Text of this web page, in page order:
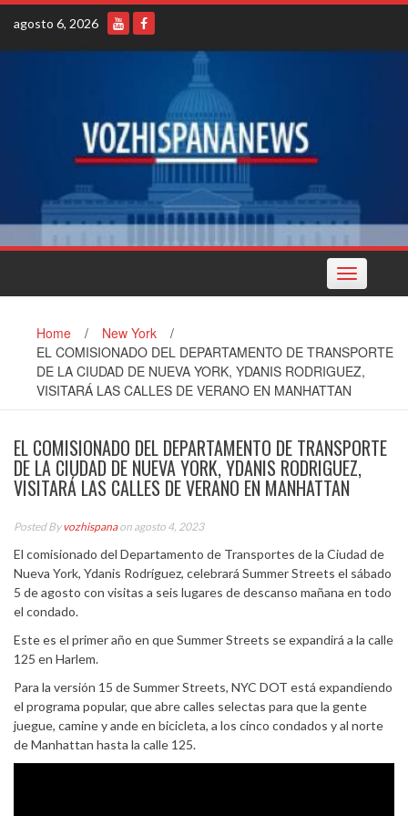
Skip
content
agosto 6, 2026
Toggle
navigation
Home / New York
/
EL COMISIONADO DEL DEPARTAMENTO DE TRANSPORTE
DE LA CIUDAD DE NUEVA YORK, YDANIS RODRIGUEZ,
VISITARÁ LAS CALLES DE VERANO EN MANHATTAN
EL COMISIONADO DEL DEPARTAMENTO DE TRANSPORTE
DE LA CIUDAD DE NUEVA YORK, YDANIS RODRIGUEZ,
VISITARÁ LAS CALLES DE VERANO EN MANHATTAN
Posted Byvozhispanaon agosto 4, 2023
El comisionado del Departamento de Transportes de la Ciudad de
Nueva York, Ydanis Rodríguez, celebrará Summer Streets el sábado
5 de agosto con visitas a seis lugares de descanso mañana en todo
el condado.
Este es el primer año en que Summer Streets se expandirá a la calle
125 en Harlem.
Para la versión 15 de Summer Streets, NYC DOT está expandiendo
el programa popular, que abre calles selectas para que la gente
juegue, camine y ande en bicicleta, a los cinco condados y al norte
de Manhattan hasta la calle 125.